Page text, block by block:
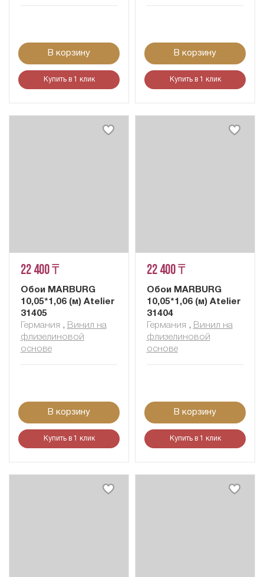
В корзину
Купить в 1 клик
В корзину
Купить в 1 клик
22 400 ₸
Обои MARBURG
10,05*1,06 (м) Atelier
31405
Германия , Винил на
флизелиновой
основе
В корзину
Купить в 1 клик
22 400 ₸
Обои MARBURG
10,05*1,06 (м) Atelier
31404
Германия , Винил на
флизелиновой
основе
В корзину
Купить в 1 клик